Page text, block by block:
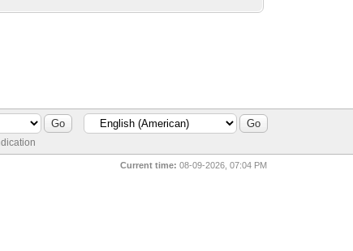
Current time: 08-09-2026, 07:04 PM